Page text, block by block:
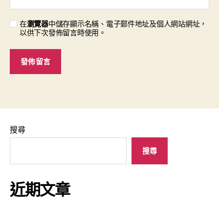
在瀏覽器中儲存顯示名稱、電子郵件地址及個人網站網址，
以供下次發佈留言時使用。
搜尋
搜尋
近期文章